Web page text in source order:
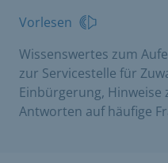
Vorlesen
Wissenswertes zum
zur Servicestelle für
Einbürgerung,
Antworten auf häufige